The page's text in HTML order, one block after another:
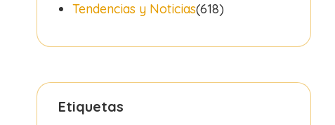
Tendencias y Noticias(618)
Etiquetas